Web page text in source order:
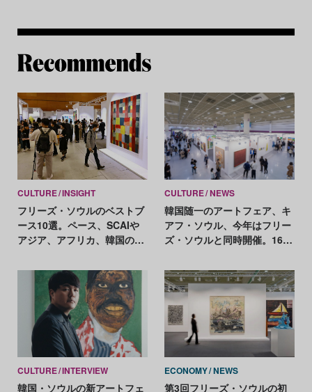
CULTURE INSIGHT
フリーズ・ソウルのベストブ
ース10選。ペース、SCAIや
アジア、アフリカ、韓国の気
CULTURE NEWS
韓国随一のアートフェア、キ
アフ・ソウル、今年はフリー
ズ・ソウルと同時開催。164
CULTURE INTERVIEW
韓国・ソウルの新アートフェ
ECONOMY NEWS
第3回フリーズ・ソウルの初